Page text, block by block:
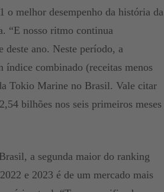
melhor desempenho da história da
“E nosso ritmo continua
deste ano. Neste período, a
combinado (receitas menos
Tokio Marine no Brasil. Vale citar
bilhões nos seis primeiros meses
a segunda maior do ranking
e 2023 é de um mercado mais